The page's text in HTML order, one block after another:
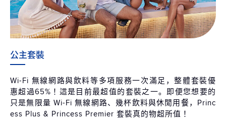
公主套裝
Wi-Fi 無線網路與飲料等多項服務一次滿足，整體套裝優
惠超過65%！這是目前最超值的套裝之一。即便您想要的
只是無限量 Wi-Fi 無線網路、幾杯飲料與休閒用餐，Princ
ess Plus & Princess Premier 套裝真的物超所值！